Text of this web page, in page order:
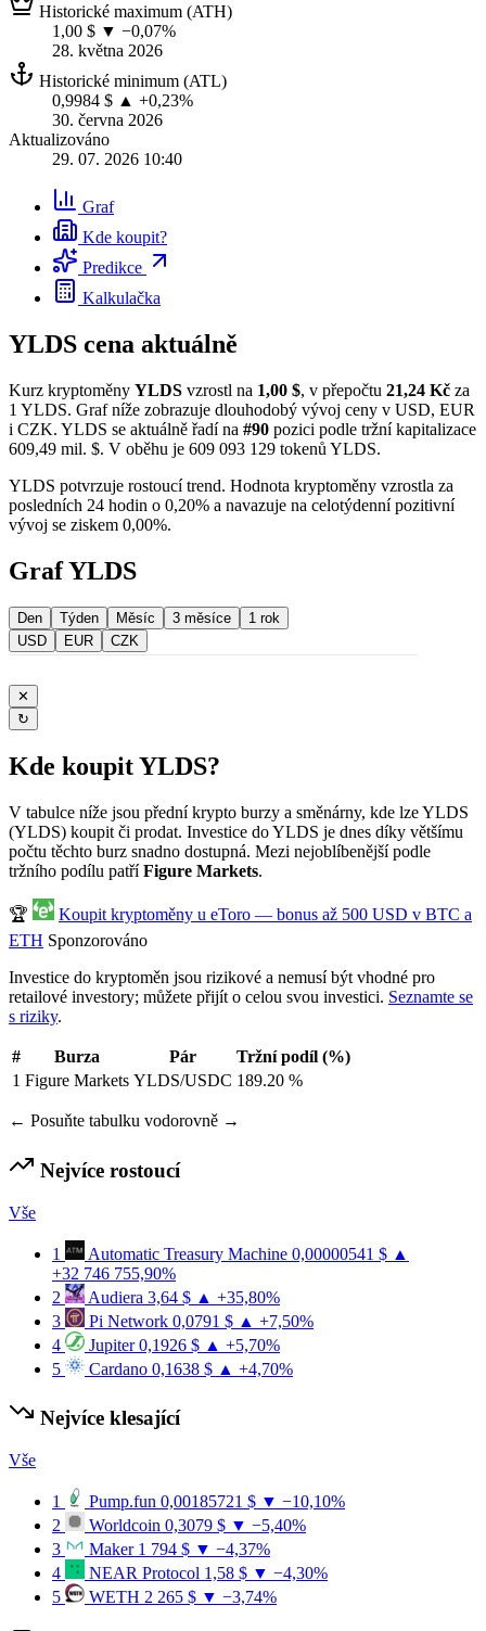
Historické maximum (ATH)
1,00 $ ▼ −0,07%
28. května 2026
Historické minimum (ATL)
0,9984 $ ▲ +0,23%
30. června 2026
Aktualizováno
29. 07. 2026 10:40
Graf
Kde koupit?
Predikce
Kalkulačka
YLDS cena aktuálně
Kurz kryptoměny YLDS vzrostl na 1,00 $, v přepočtu 21,24 Kč za
1 YLDS. Graf níže zobrazuje dlouhodobý vývoj ceny v USD, EUR
i CZK. YLDS se aktuálně řadí na #90 pozici podle tržní kapitalizace
609,49 mil. $. V oběhu je 609 093 129 tokenů YLDS.
YLDS potvrzuje rostoucí trend. Hodnota kryptoměny vzrostla za
posledních 24 hodin o 0,20% a navazuje na celotýdenní pozitivní
vývoj se ziskem 0,00%.
Graf YLDS
Den Týden Měsíc 3 měsíce
1 rok
USD
EUR CZK
✕
↻
Kde koupit YLDS?
V tabulce níže jsou přední krypto burzy a směnárny, kde lze YLDS
(YLDS) koupit či prodat. Investice do YLDS je dnes díky většímu
počtu těchto burz snadno dostupná. Mezi nejoblíbenější podle
tržního podílu patříFigure Markets.
🏆
Koupit kryptoměny u eToro — bonus až 500 USD v BTC a
ETH Sponzorováno
Investice do kryptoměn jsou rizikové a nemusí být vhodné pro
retailové investory; můžete přijít o celou svou investici. Seznamte se
s riziky.
# Burza Pár
Tržní podíl (%)
1 Figure Markets YLDS/USDC 189.20 %
← Posuňte tabulku vodorovně →
Nejvíce rostoucí
Vše
1 Automatic Treasury Machine 0,00000541 $ ▲
+32 746 755,90%
2
Audiera 3,64 $ ▲ +35,80%
3
Pi Network 0,0791 $ ▲ +7,50%
4
Jupiter 0,1926 $ ▲ +5,70%
5
Cardano 0,1638 $ ▲ +4,70%
Nejvíce klesající
Vše
1 Pump.fun 0,00185721 $ ▼ −10,10%
2
Worldcoin 0,3079 $ ▼ −5,40%
3
Maker 1 794 $ ▼ −4,37%
4
NEAR Protocol 1,58 $ ▼ −4,30%
5
WETH 2 265 $ ▼ −3,74%